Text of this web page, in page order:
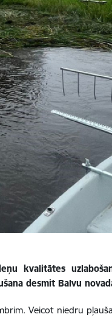
kvalitātes
desmit Balvu
Veicot niedru